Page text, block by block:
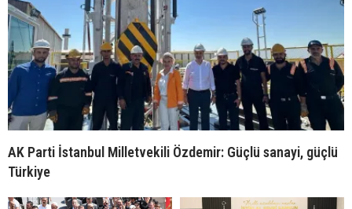
AK Parti İstanbul Milletvekili Özdemir: Güçlü sanayi, güçlü
Türkiye